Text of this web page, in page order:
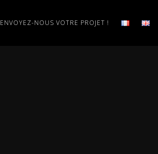
ENVOYEZ-NOUS VOTRE PROJET !